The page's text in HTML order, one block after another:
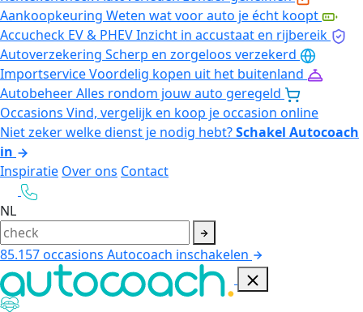
Aankoopkeuring Weten wat voor auto je écht koopt
Accucheck EV & PHEVInzicht in accustaat en rijbereik
Autoverzekering Scherp en zorgeloos verzekerd
ImportserviceVoordelig kopen uit het buitenland
AutobeheerAlles rondom jouw auto geregeld
Occasions Vind, vergelijk en koop je occasion online
Niet zeker welke dienst je nodig hebt?Schakel Autocoach
in
Inspiratie Over ons Contact
NL
85.157occasions Autocoach inschakelen